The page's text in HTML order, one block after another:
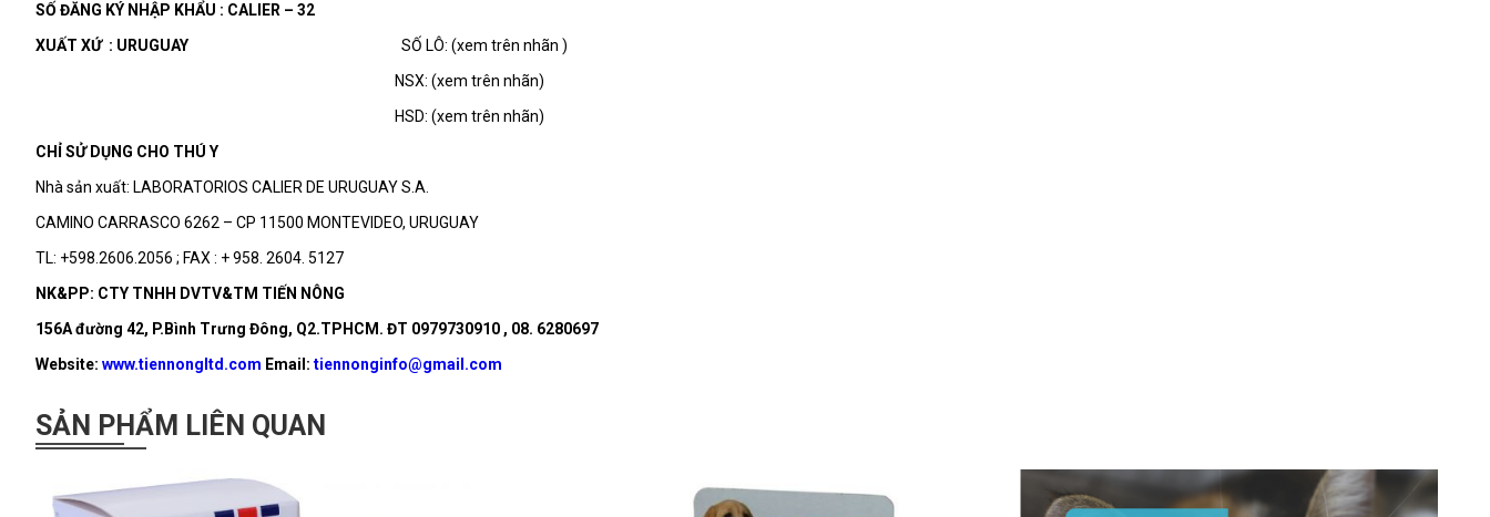
SỐ ĐĂNG KÝ NHẬP KHẨU : CALIER – 32
XUẤT XỨ : URUGUAY SỐ LÔ: (xem trên nhãn )
NSX: (xem trên nhãn)
HSD: (xem trên nhãn)
CHỈ SỬ DỤNG CHO THÚ Y
Nhà sản xuất: LABORATORIOS CALIER DE URUGUAY S.A.
CAMINO CARRASCO 6262 – CP 11500 MONTEVIDEO, URUGUAY
TL: +598.2606.2056 ; FAX : + 958. 2604. 5127
NK&PP: CTY TNHH DVTV&TM TIẾN NÔNG
156A đường 42, P.Bình Trưng Đông, Q2.TPHCM. ĐT 0979730910 , 08. 6280697
Website: www.tiennongltd.com Email: tiennonginfo@gmail.com
SẢN PHẨM LIÊN QUAN